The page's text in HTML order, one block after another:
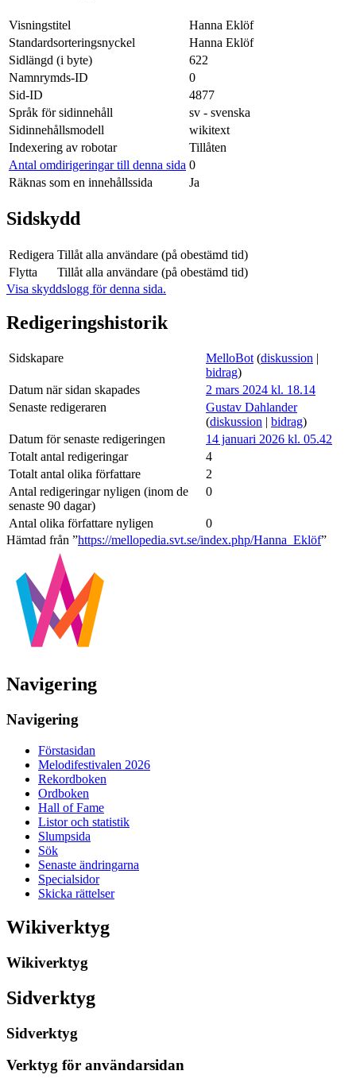
Visningstitel
Hanna Eklöf
Standardsorteringsnyckel
Hanna Eklöf
Sidlängd (i byte)
622
Namnrymds-ID
0
Sid-ID
4877
Språk för sidinnehåll
sv - svenska
Sidinnehållsmodell
wikitext
Indexering av robotar
Tillåten
Antal omdirigeringar till denna sida 0
Räknas som en innehållssida
Ja
Sidskydd
Redigera Tillåt alla användare (på obestämd tid)
Flytta
Tillåt alla användare (på obestämd tid)
Visa skyddslogg för denna sida.
Redigeringshistorik
Sidskapare MelloBot (diskussion |
bidrag)
Datum när sidan skapades
2 mars 2024 kl. 18.14
Senaste redigeraren
Gustav Dahlander
(diskussion | bidrag)
Datum för senaste redigeringen
14 januari 2026 kl. 05.42
Totalt antal redigeringar
4
Totalt antal olika författare
2
Antal redigeringar nyligen (inom de
senaste 90 dagar)
0
Antal olika författare nyligen
0
Hämtad från ”https://mellopedia.svt.se/index.php/Hanna_Eklöf”
Navigering
Navigering
Förstasidan
Melodifestivalen 2026
Rekordboken
Ordboken
Hall of Fame
Listor och statistik
Slumpsida
Sök
Senaste ändringarna
Specialsidor
Skicka rättelser
Wikiverktyg
Wikiverktyg
Sidverktyg
Sidverktyg
Verktyg för användarsidan